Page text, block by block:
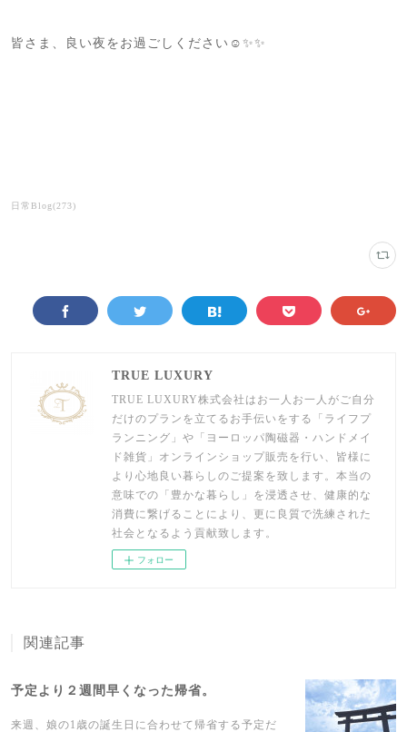
皆さま、良い夜をお過ごしください☺️✨✨
日常Blog(273)
TRUE LUXURY
TRUE LUXURY株式会社はお一人お一人がご自分
だけのプランを立てるお手伝いをする「ライフプ
ランニング」や「ヨーロッパ陶磁器・ハンドメイ
ド雑貨」オンラインショップ販売を行い、皆様に
より心地良い暮らしのご提案を致します。本当の
意味での「豊かな暮らし」を浸透させ、健康的な
消費に繋げることにより、更に良質で洗練された
社会となるよう貢献致します。
フォロー
関連記事
予定より２週間早くなった帰省。
来週、娘の1歳の誕生日に合わせて帰省する予定だ